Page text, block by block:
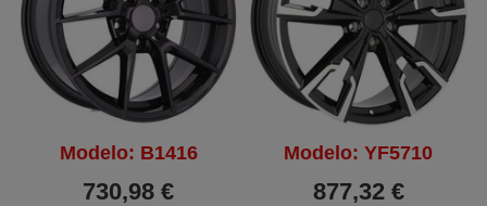
Modelo: B1416
730,98 €
Modelo: YF5710
877,32 €